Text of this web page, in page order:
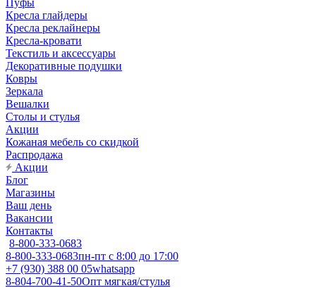
Пуфы
Кресла глайдеры
Кресла реклайнеры
Кресла-кровати
Текстиль и аксессуары
Декоративные подушки
Ковры
Зеркала
Вешалки
Столы и стулья
Акции
Кожаная мебель со скидкой
Распродажа
Акции
Блог
Магазины
Ваш день
Вакансии
Контакты
8-800-333-0683
8-800-333-0683пн-пт с 8:00 до 17:00
+7 (930) 388 00 05whatsapp
8-804-700-41-50Опт мягкая/стулья